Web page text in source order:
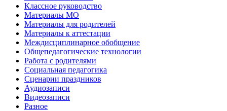
Классное руководство
Материалы МО
Материалы для родителей
Материалы к аттестации
Междисциплинарное обобщение
Общепедагогические технологии
Работа с родителями
Социальная педагогика
Сценарии праздников
Аудиозаписи
Видеозаписи
Разное